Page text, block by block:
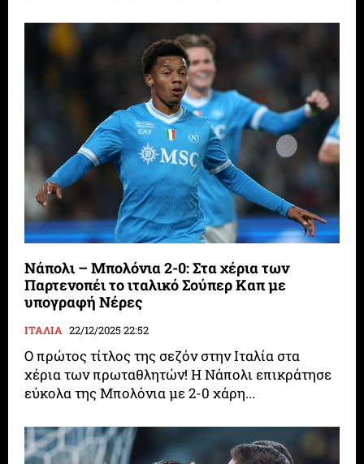
Νάπολι – Μπολόνια 2-0: Στα χέρια των
Παρτενοπέι το ιταλικό Σούπερ Καπ με
υπογραφή Νέρες
ΙΤΑΛΙΑ 22/12/2025 22:52
Ο πρώτος τίτλος της σεζόν στην Ιταλία στα
χέρια των πρωταθλητών! Η Νάπολι επικράτησε
εύκολα της Μπολόνια με 2-0 χάρη...